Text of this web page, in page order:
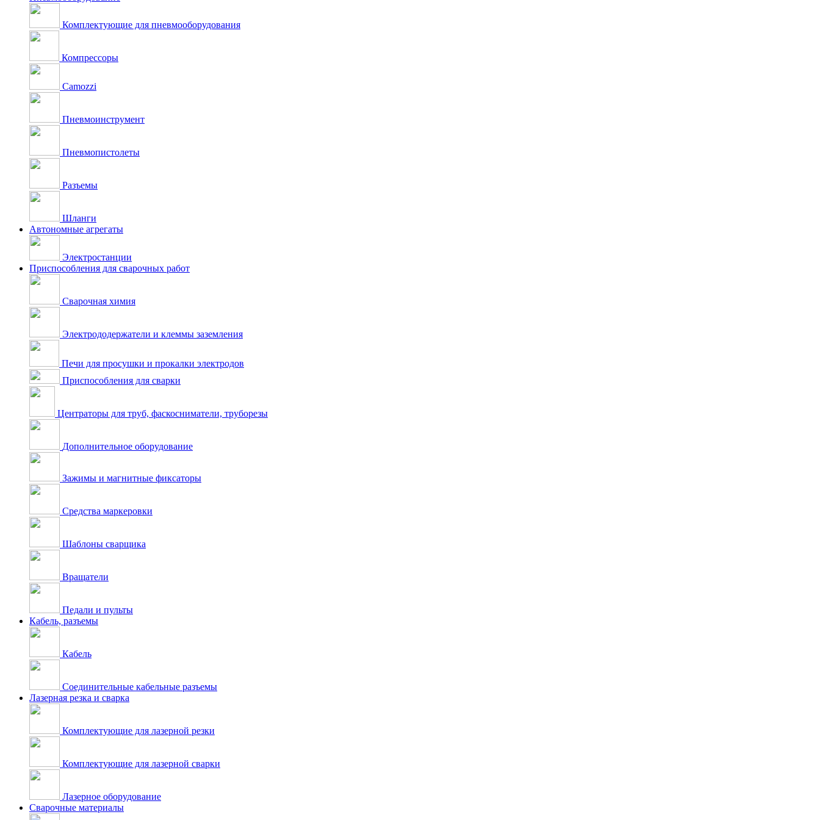
Комплектующие для пневмооборудования
Компрессоры
Camozzi
Пневмоинструмент
Пневмопистолеты
Разъемы
Шланги
Автономные агрегаты
Электростанции
Приспособления для сварочных работ
Сварочная химия
Электрододержатели и клеммы заземления
Печи для просушки и прокалки электродов
Приспособления для сварки
Центраторы для труб, фаскосниматели, труборезы
Дополнительное оборудование
Зажимы и магнитные фиксаторы
Средства маркеровки
Шаблоны сварщика
Вращатели
Педали и пульты
Кабель, разъемы
Кабель
Соединительные кабельные разъемы
Лазерная резка и сварка
Комплектующие для лазерной резки
Комплектующие для лазерной сварки
Лазерное оборудование
Сварочные материалы